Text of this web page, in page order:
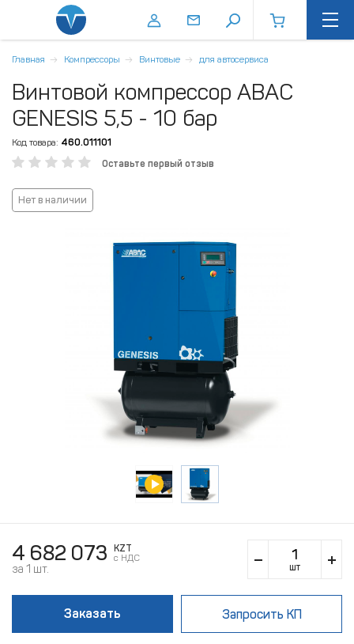
Главная Компрессоры Винтовые для автосервиса
Винтовой компрессор ABAC
GENESIS 5,5 - 10 бар
Код товара: 460.011101
Оставьте первый отзыв
Нет в наличии
4 682 073
KZT
c НДС
за 1 шт. шт
Заказать Запросить КП